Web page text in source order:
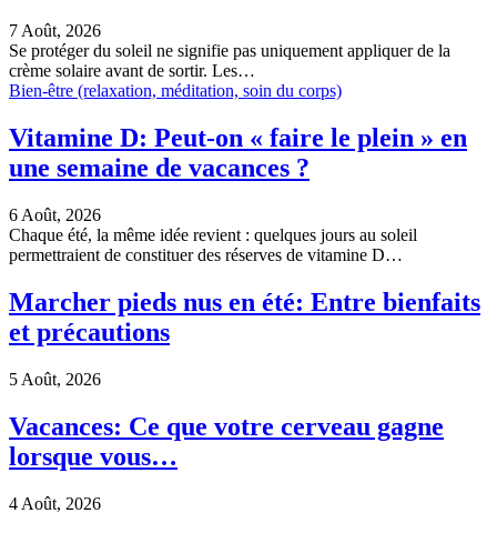
7 Août, 2026
Se protéger du soleil ne signifie pas uniquement appliquer de la
crème solaire avant de sortir. Les…
Bien-être (relaxation, méditation, soin du corps)
Vitamine D: Peut-on « faire le plein » en
une semaine de vacances ?
6 Août, 2026
Chaque été, la même idée revient : quelques jours au soleil
permettraient de constituer des réserves de vitamine D…
Marcher pieds nus en été: Entre bienfaits
et précautions
5 Août, 2026
Vacances: Ce que votre cerveau gagne
lorsque vous…
4 Août, 2026